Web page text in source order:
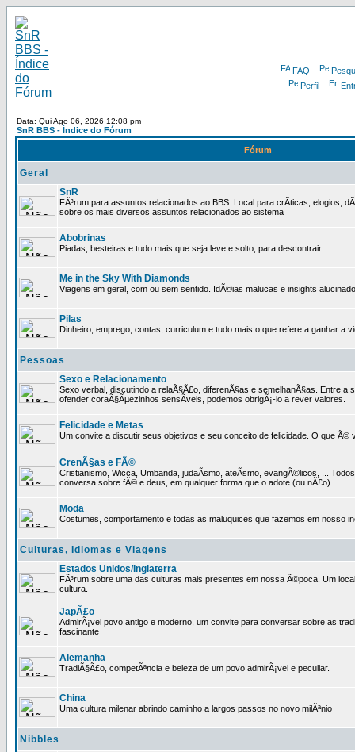
FAQ
Perfil
Data: Qui Ago 06, 2026 12:08 pm
SnR BBS - Índice do Fórum
Fórum
Geral
SnR
FÃ³rum para assuntos relacionados ao BBS. Local para crÃ­ticas, elogios,
sobre os mais diversos assuntos relacionados ao sistema
Abobrinas
Piadas, besteiras e tudo mais que seja leve e solto, para descontrair
Me in the Sky With Diamonds
Viagens em geral, com ou sem sentido. IdÃ©ias malucas e insights
Pilas
Dinheiro, emprego, contas, curriculum e tudo mais o que refere a ganhar a
Pessoas
Sexo e Relacionamento
Sexo verbal, discutindo a relaÃ§Ã£o, diferenÃ§as e semelhanÃ§as. Entre a
ofender coraÃ§Ãµezinhos sensÃ­veis, podemos obrigÃ¡-lo a rever valores.
Felicidade e Metas
Um convite a discutir seus objetivos e seu conceito de felicidade. O que Ã©
CrenÃ§as e FÃ©
Cristianismo, Wicca, Umbanda, judaÃ­smo, ateÃ­smo, evangÃ©licos, ...
conversa sobre fÃ© e deus, em qualquer forma que o adote (ou nÃ£o).
Moda
Costumes, comportamento e todas as maluquices que fazemos em nosso
Culturas, Idiomas e Viagens
Estados Unidos/Inglaterra
FÃ³rum sobre uma das culturas mais presentes em nossa Ã©poca. Um
cultura.
JapÃ£o
AdmirÃ¡vel povo antigo e moderno, um convite para conversar sobre as
fascinante
Alemanha
TradiÃ§Ã£o, competÃªncia e beleza de um povo admirÃ¡vel e peculiar.
China
Uma cultura milenar abrindo caminho a largos passos no novo milÃªnio
Nibbles